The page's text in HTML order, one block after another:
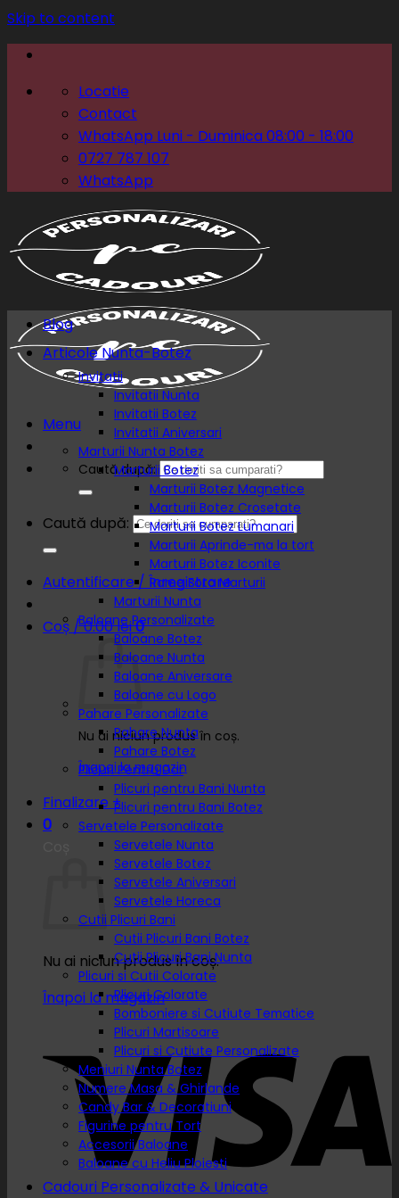
Skip to content
Locatie
Contact
WhatsApp Luni - Duminica 08:00 - 18:00
0727 787 107
WhatsApp
Menu
Caută după:
Caută după:
Autentificare / Înregistrare
Coș /0.00lei0
Nu ai niciun produs în coș.
Înapoi la magazin
Finalizare +
0
Nu ai niciun produs în coș.
Înapoi la magazin
Blog
Articole Nunta-Botez
Invitatii
Invitatii Nunta
Invitatii Botez
Invitatii Aniversari
Marturii Nunta Botez
Marturii Botez
Marturii Botez Magnetice
Marturii Botez Crosetate
Marturii Botez Lumanari
Marturii Aprinde-ma la tort
Marturii Botez Iconite
Rame Foto Marturii
Marturii Nunta
Baloane Personalizate
Baloane Botez
Baloane Nunta
Baloane Aniversare
Baloane cu Logo
Pahare Personalizate
Pahare Nunta
Pahare Botez
Plicuri Pentru Dar
Plicuri pentru Bani Nunta
Plicuri pentru Bani Botez
Servetele Personalizate
Servetele Nunta
Servetele Botez
Servetele Aniversari
Servetele Horeca
Cutii Plicuri Bani
Cutii Plicuri Bani Botez
Cutii Plicuri Bani Nunta
Plicuri si Cutii Colorate
Plicuri Colorate
Bomboniere si Cutiute Tematice
Plicuri Martisoare
Plicuri si Cutiute Personalizate
Meniuri Nunta Botez
Numere Masa & Ghirlande
Candy Bar & Decoratiuni
Figurine pentru Tort
Accesorii Baloane
Baloane cu Heliu Ploiesti
Cadouri Personalizate & Unicate